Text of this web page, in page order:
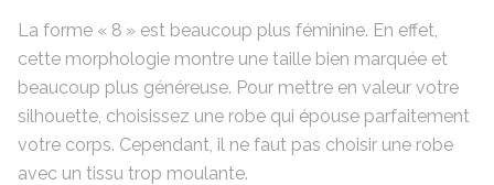
La forme « 8 » est beaucoup plus féminine. En effet,
cette morphologie montre une taille bien marquée et
beaucoup plus généreuse. Pour mettre en valeur votre
silhouette, choisissez une robe qui épouse parfaitement
votre corps. Cependant, il ne faut pas choisir une robe
avec un tissu trop moulante.